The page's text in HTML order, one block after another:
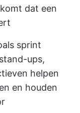
dat een
sprint
ups,
helpen
en houden